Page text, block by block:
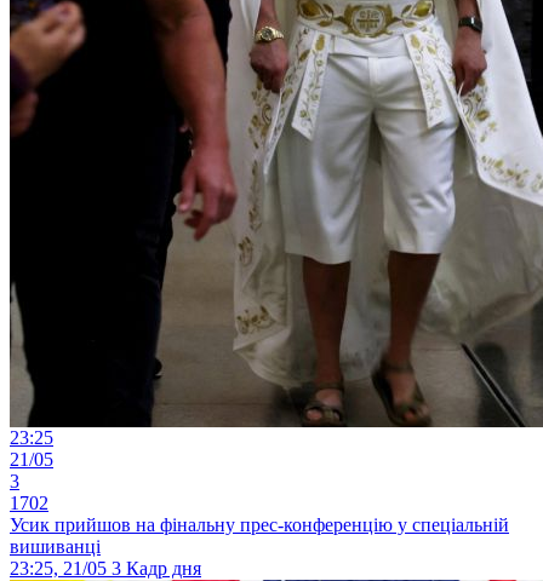
23:25
21/05
3
1702
Усик прийшов на фінальну прес-конференцію у спеціальній
вишиванці
23:25, 21/05 3 Кадр дня